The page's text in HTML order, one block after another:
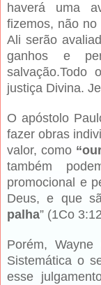
haverá uma
fizemos, não no
Ali serão
ganhos e
salvação.Todo
justiça Divina.
O apóstolo
fazer obras
valor, como
também
promocional e
Deus, e que
palha” (1Co
Porém,
Sistemática o
esse